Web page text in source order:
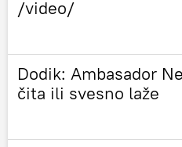
/video/
Dodik: Ambasador
čita ili svesno laže